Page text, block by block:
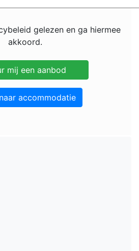
gelezen en ga hiermee
akkoord.
accommodatie